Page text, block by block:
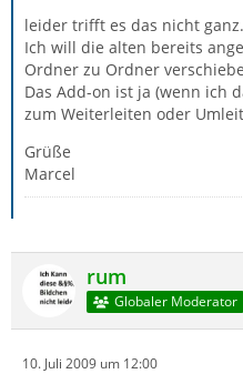
leider trifft es das nicht ganz.
Ich will die alten bereits
Ordner zu Ordner
Das Add-on ist ja (wenn ich
zum Weiterleiten oder
Grüße
Marcel
rum
Globaler Moderator
10. Juli 2009 um 12:00